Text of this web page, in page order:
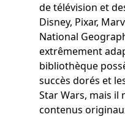
de télévision et
Disney, Pixar,
National
extrêmement
bibliothèque
succès dorés et
Star Wars, mais il
contenus